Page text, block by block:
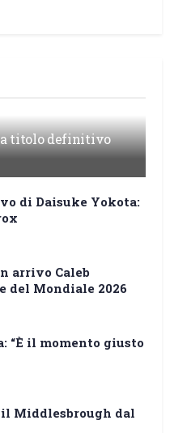
titolo definitivo
di Daisuke Yokota:
arrivo Caleb
Mondiale 2026
“È il momento giusto
Middlesbrough dal